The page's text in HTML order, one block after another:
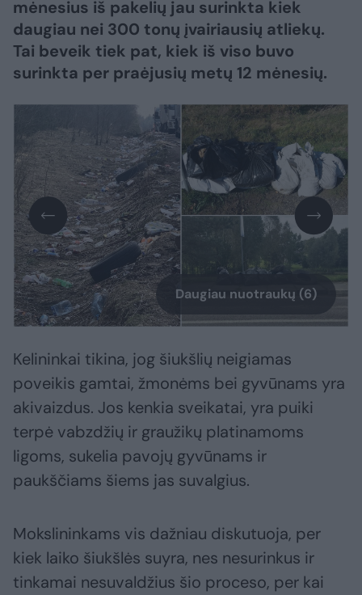
mėnesius iš pakelių jau surinkta kiek
daugiau nei 300 tonų įvairiausių atliekų.
Tai beveik tiek pat, kiek iš viso buvo
surinkta per praėjusių metų 12 mėnesių.
Daugiau nuotraukų (6)
Kelininkai tikina, jog šiukšlių neigiamas
poveikis gamtai, žmonėms bei gyvūnams yra
akivaizdus. Jos kenkia sveikatai, yra puiki
terpė vabzdžių ir graužikų platinamoms
ligoms, sukelia pavojų gyvūnams ir
paukščiams šiems jas suvalgius.
Mokslininkams vis dažniau diskutuoja, per
kiek laiko šiukšlės suyra, nes nesurinkus ir
tinkamai nesuvaldžius šio proceso, per kai